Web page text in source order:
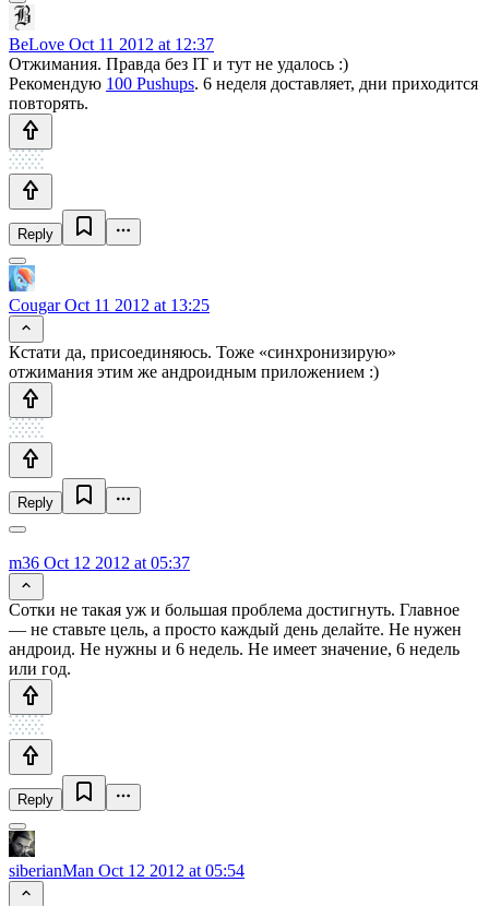
BeLove Oct 11 2012 at 12:37
Отжимания. Правда без IT и тут не удалось :)
Рекомендую 100 Pushups. 6 неделя доставляет, дни приходится
повторять.
Reply
CougarOct 11 2012 at 13:25
Кстати да, присоединяюсь. Тоже «синхронизирую»
отжимания этим же андроидным приложением :)
Reply
m36 Oct 12 2012 at 05:37
Сотки не такая уж и большая проблема достигнуть. Главное
— не ставьте цель, а просто каждый день делайте. Не нужен
андроид. Не нужны и 6 недель. Не имеет значение, 6 недель
или год.
Reply
siberianMan Oct 12 2012 at 05:54